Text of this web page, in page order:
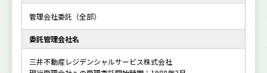
管理会社委託（全部）
委託管理会社名
三井不動産レジデンシャルサービス株式会社